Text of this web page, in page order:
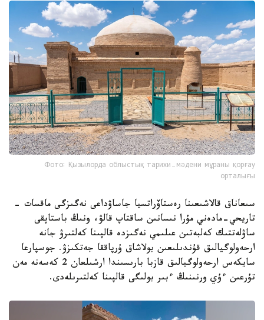
Фото: Қызылорда облыстық тарихи-мәдени мұраны қорғау
орталығы
سىعاناق قالاشىعىنا رەستاۆراتسيا جاساۋداعى نەگىزگى ماقسات -
تاريحي-مادەني مۇرا نىسانىن ساقتاپ قالۋ، ونىڭ باستاپقى
ساۋلەتتىك كەلبەتىن عىلىمي نەگىزدە قالپىنا كەلتىرۋ جانە
ارحەولوگيالىق قۇندىلىعىن بولاشاق ۇرپاققا جەتكىزۋ. جوسپارعا
سايكەس ارحەولوگيالىق قازبا بارىسىندا ارشىلعان 2 كەسەنە مەن
تۇرعىن ءۇي ورنىنىڭ ءبىر بولىگى قالپىنا كەلتىرىلەدى.